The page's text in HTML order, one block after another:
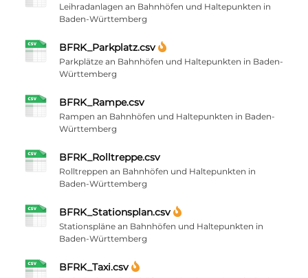
Leihradanlagen an Bahnhöfen und Haltepunkten in
Baden-Württemberg
BFRK_Parkplatz.csv
Parkplätze an Bahnhöfen und Haltepunkten in Baden-
Württemberg
BFRK_Rampe.csv
Rampen an Bahnhöfen und Haltepunkten in Baden-
Württemberg
BFRK_Rolltreppe.csv
Rolltreppen an Bahnhöfen und Haltepunkten in
Baden-Württemberg
BFRK_Stationsplan.csv
Stationspläne an Bahnhöfen und Haltepunkten in
Baden-Württemberg
BFRK_Taxi.csv